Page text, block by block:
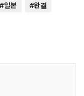
#일본 #완결